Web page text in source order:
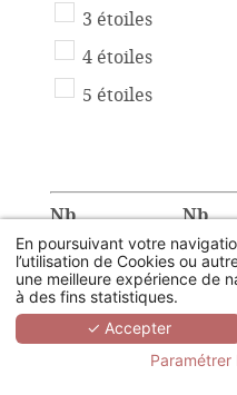
3 étoiles
4 étoiles
5 étoiles
Nb
chambres
simple
Nb
En poursuivant votre
l’utilisation de Cookies ou
une meilleure expérience de
à des fins statistiques.
✓ Accepter